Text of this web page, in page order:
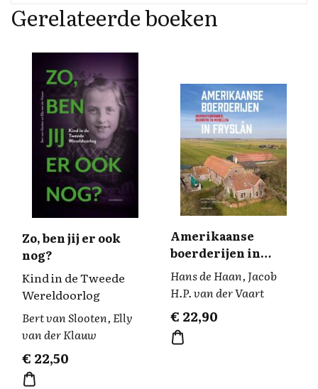
Gerelateerde boeken
Zo, ben jij er ook
nog?
Kind in de Tweede
Wereldoorlog
Bert van Slooten, Elly
van der Klauw
€ 22,50
Amerikaanse
boerderijen in
Fryslân
Hans de Haan, Jacob
H.P. van der Vaart
€ 22,90